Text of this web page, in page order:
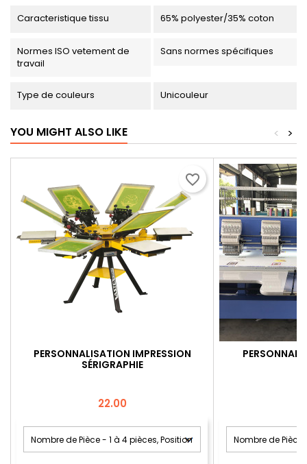
Caracteristique tissu 65% polyester/35% coton
Normes ISO vetement de
travail
Sans normes spécifiques
Type de couleurs Unicouleur
YOU MIGHT ALSO LIKE >
<
PERSONNALISATION IMPRESSION
SÉRIGRAPHIE
Price
22.00
favorite_border